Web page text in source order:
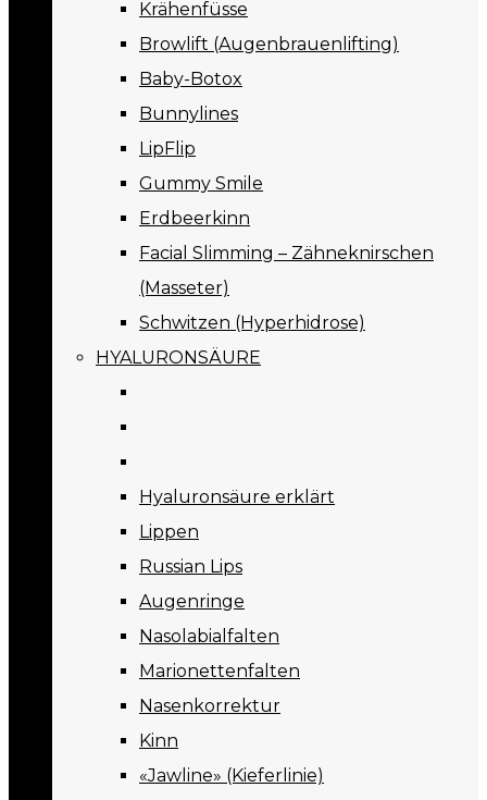
Krähenfüsse
Browlift (Augenbrauenlifting)
Baby-Botox
Bunnylines
LipFlip
Gummy Smile
Erdbeerkinn
Facial Slimming – Zähneknirschen
(Masseter)
Schwitzen (Hyperhidrose)
HYALURONSÄURE
Hyaluronsäure erklärt
Lippen
Russian Lips
Augenringe
Nasolabialfalten
Marionettenfalten
Nasenkorrektur
Kinn
«Jawline» (Kieferlinie)